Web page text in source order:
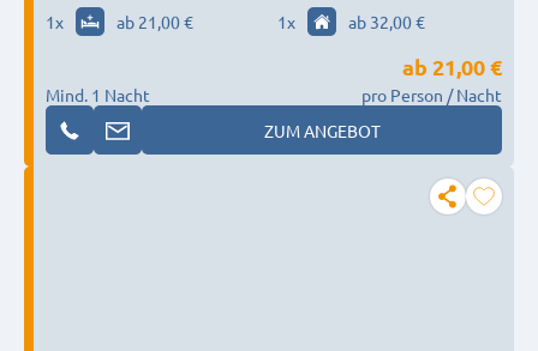
1x ab 21,00 € 1x ab 32,00 €
Mind. 1 Nacht
ab 21,00 €
pro Person / Nacht
ZUM ANGEBOT